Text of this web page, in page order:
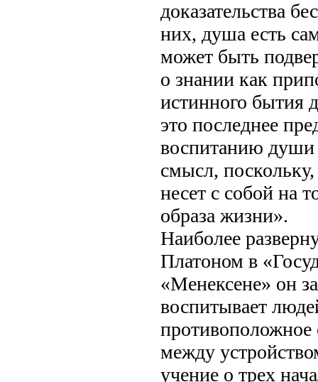
доказательства
них, душа есть
может быть
о знании как
истинного бытия
это последнее
воспитанию души
смысл,
несет с собой на
образа жизни».
Наиболее
Платоном в
«Менексене» он
воспитывает
между
учение о трех